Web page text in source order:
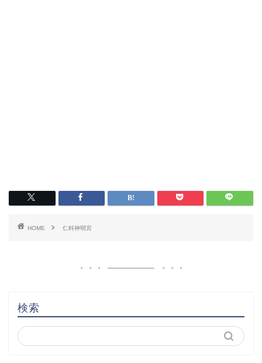
HOME 仁科神明宮
検索